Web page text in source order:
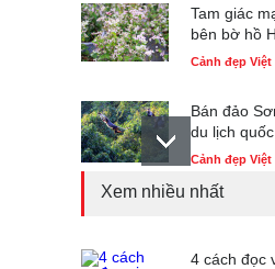
Tam giác
bên bờ hồ
Cảnh đẹp Việt
Bán đảo
du lịch
Cảnh đẹp Việt
Cảnh đẹp Việt
Xem nhiều nhất
4 cách đọc